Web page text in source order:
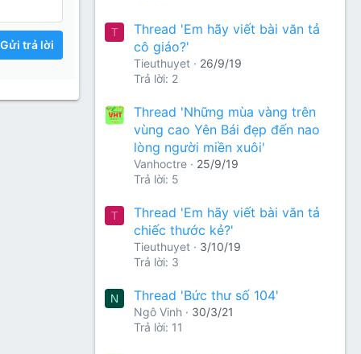
Gửi trả lời
T
Thread 'Em hãy viết bài văn tả
cô giáo?'
Tieuthuyet
26/9/19
Trả lời: 2
Thread 'Những mùa vàng trên
vùng cao Yên Bái đẹp đến nao
lòng người miền xuôi'
Vanhoctre
25/9/19
Trả lời: 5
T
Thread 'Em hãy viết bài văn tả
chiếc thước kẻ?'
Tieuthuyet
3/10/19
Trả lời: 3
N Thread 'Bức thư số 104'
Ngô Vinh
30/3/21
Trả lời: 11